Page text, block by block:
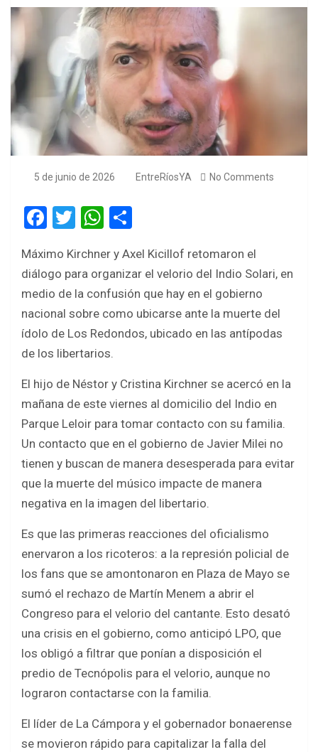
5 de junio de 2026 EntreRíosYA No Comments
F
ce
b
o
o
k
T
tt
er
W
at
s
A
p
p
ar
e
Máximo Kirchner y Axel Kicillof retomaron el
diálogo para organizar el velorio del Indio Solari, en
medio de la confusión que hay en el gobierno
nacional sobre como ubicarse ante la muerte del
ídolo de Los Redondos, ubicado en las antípodas
de los libertarios.
El hijo de Néstor y Cristina Kirchner se acercó en la
mañana de este viernes al domicilio del Indio en
Parque Leloir para tomar contacto con su familia.
Un contacto que en el gobierno de Javier Milei no
tienen y buscan de manera desesperada para evitar
que la muerte del músico impacte de manera
negativa en la imagen del libertario.
Es que las primeras reacciones del oficialismo
enervaron a los ricoteros: a la represión policial de
los fans que se amontonaron en Plaza de Mayo se
sumó el rechazo de Martín Menem a abrir el
Congreso para el velorio del cantante. Esto desató
una crisis en el gobierno, como anticipó LPO, que
los obligó a filtrar que ponían a disposición el
predio de Tecnópolis para el velorio, aunque no
lograron contactarse con la familia.
El líder de La Cámpora y el gobernador bonaerense
se movieron rápido para capitalizar la falla del